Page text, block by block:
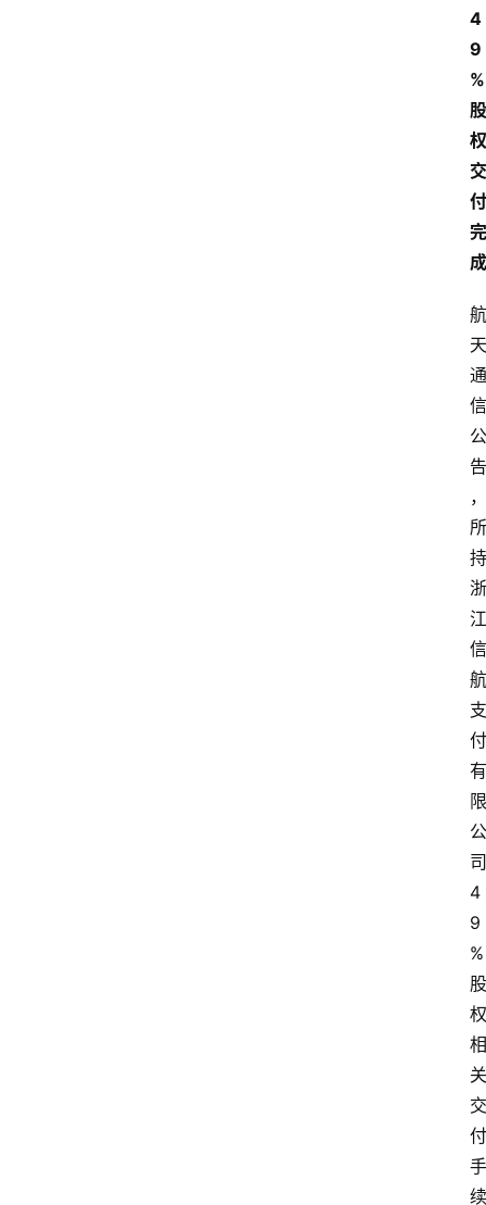
4
9
%
股
权
交
付
完
成
航
天
通
信
公
告
，
所
持
浙
江
信
航
支
付
有
限
公
司
4
9
%
股
权
相
关
交
付
手
续